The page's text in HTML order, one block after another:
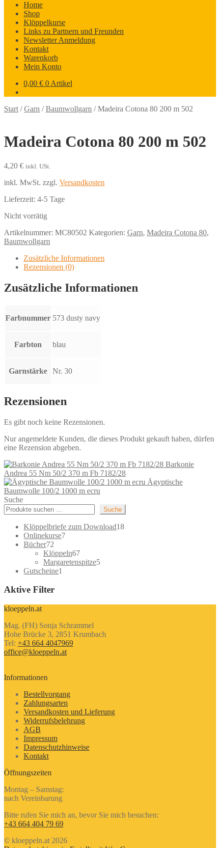
Home
Shop
Klöppelkurse
Links zu Partnern und Freunden
Newsletter Anmeldung
Kontakt
Warenkorb
Mein Konto
0,00 € 0 Artikel
Start /Garn /Baumwollgarn /Madeira Cotona 80 200 m 502
Madeira Cotona 80 200 m 502
4,20 € inkl. USt.
inkl. MwSt. zzgl. Versandkosten
Lieferzeit: 4-5 Tage
Nicht vorrätig
Artikelnummer: MC80502 Kategorien: Garn, Madeira Cotona 80,
Baumwollgarn
Zusätzliche Informationen
Rezensionen (0)
Zusätzliche Informationen
Farbnummer 573 dusty navy
Farbton blau
Garnstärke Nr. 30
Rezensionen
Es gibt noch keine Rezensionen.
Nur angemeldete Kunden, die dieses Produkt gekauft haben, dürfen
eine Rezension abgeben.
Barkonie
Andrea 55 Nm 50/2 370 m Fb 7182/28
Ägyptische
Baumwolle 100/2 1000 m ecru
Suche
Suche
Klöppelbriefe zum Download1818
Onlinekurse77
Bücher72
Produkte
Klöppeln6767
Produkte
Margaretenspitze55
Gutscheine1
Aktive Filter
kloeppeln.at
Mag. (FH) Sonja Schrammel
Hohe Brücke 3, 2851 Krumbach
Tel: +43 664 4047969
office@kloeppeln.at
Informationen
Bestellvorgang
Zahlungsarten
Versandkosten und Lieferung
Widerrufsbelehrung
AGB
Impressum
Datenschutzhinweise
Kontakt
Öffnungszeiten
Montag – Samstag:
nach Vereinbarung
Bitte rufen Sie mich an, bevor Sie mich besuchen:
+43 664 404 79 69
© kloeppeln.at 2026